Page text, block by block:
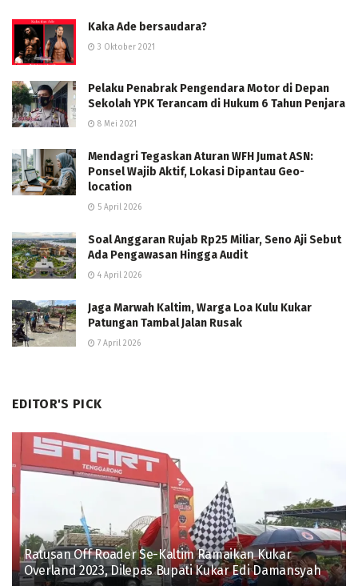
Kaka Ade bersaudara?
3 Oktober 2021
Pelaku Penabrak Pengendara Motor di Depan
Sekolah YPK Terancam di Hukum 6 Tahun Penjara
8 Mei 2021
Mendagri Tegaskan Aturan WFH Jumat ASN:
Ponsel Wajib Aktif, Lokasi Dipantau Geo-
location
5 April 2026
Soal Anggaran Rujab Rp25 Miliar, Seno Aji Sebut
Ada Pengawasan Hingga Audit
4 April 2026
Jaga Marwah Kaltim, Warga Loa Kulu Kukar
Patungan Tambal Jalan Rusak
7 April 2026
EDITOR'S PICK
Ratusan Off Roader Se-Kaltim Ramaikan Kukar
Overland 2023, Dilepas Bupati Kukar Edi Damansyah